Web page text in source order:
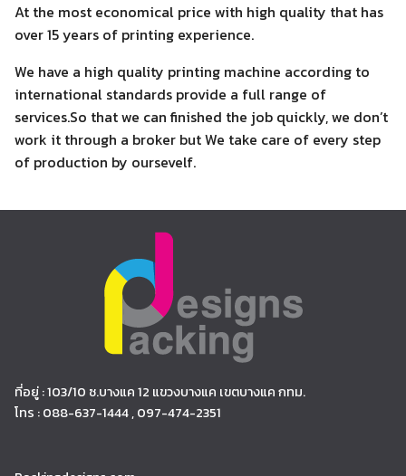
At the most economical price with high quality that has
over 15 years of printing experience.
We have a high quality printing machine according to
international standards provide a full range of
services.So that we can finished the job quickly, we don’t
work it through a broker but We take care of every step
of production by oursevelf.
ที่อยู่ : 103/10 ซ.บางแค 12 แขวงบางแค เขตบางแค กทม.
โทร : 088-637-1444 , 097-474-2351